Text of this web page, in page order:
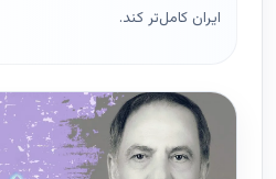
ایران کامل‌تر کند.